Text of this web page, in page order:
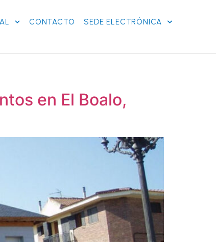
CONTACTO SEDE ELECTRÓNICA
en El Boalo,